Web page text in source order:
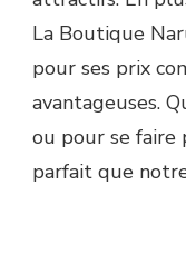
La Boutique
pour ses prix
avantageuses.
ou pour se faire
parfait que